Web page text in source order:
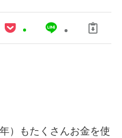
）もたくさんお金を使